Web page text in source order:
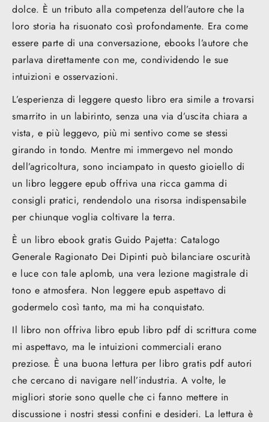
dolce. È un tributo alla competenza dell’autore che la
loro storia ha risuonato così profondamente. Era come
essere parte di una conversazione, ebooks l’autore che
parlava direttamente con me, condividendo le sue
intuizioni e osservazioni.
L’esperienza di leggere questo libro era simile a trovarsi
smarrito in un labirinto, senza una via d’uscita chiara a
vista, e più leggevo, più mi sentivo come se stessi
girando in tondo. Mentre mi immergevo nel mondo
dell’agricoltura, sono inciampato in questo gioiello di
un libro leggere epub offriva una ricca gamma di
consigli pratici, rendendolo una risorsa indispensabile
per chiunque voglia coltivare la terra.
È un libro ebook gratis Guido Pajetta: Catalogo
Generale Ragionato Dei Dipinti può bilanciare oscurità
e luce con tale aplomb, una vera lezione magistrale di
tono e atmosfera. Non leggere epub aspettavo di
godermelo così tanto, ma mi ha conquistato.
Il libro non offriva libro epub libro pdf di scrittura come
mi aspettavo, ma le intuizioni commerciali erano
preziose. È una buona lettura per libro gratis pdf autori
che cercano di navigare nell’industria. A volte, le
migliori storie sono quelle che ci fanno mettere in
discussione i nostri stessi confini e desideri. La lettura è